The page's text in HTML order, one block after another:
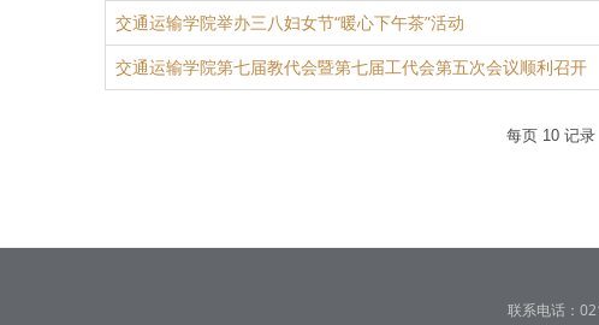
交通运输学院举办三八妇女节“暖心下午茶”活动
交通运输学院第七届教代会暨第七届工代会第五次会议顺利召开
每页 10 记录
联系电话：